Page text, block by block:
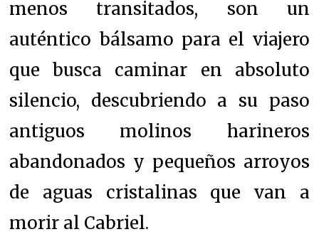
menos transitados, son un
auténtico bálsamo para el viajero
que busca caminar en absoluto
silencio, descubriendo a su paso
antiguos molinos harineros
abandonados y pequeños arroyos
de aguas cristalinas que van a
morir al Cabriel.